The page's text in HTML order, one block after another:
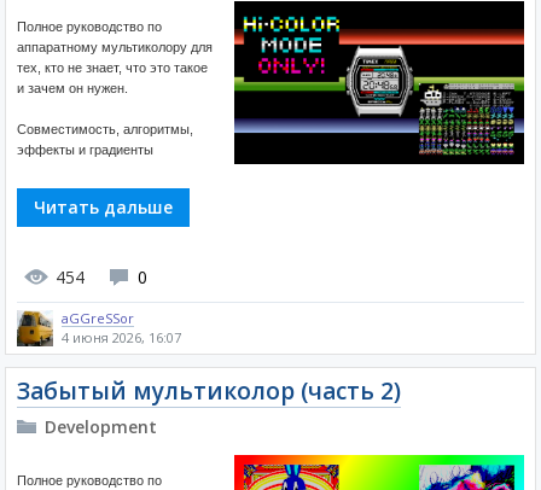
Полное руководство по
аппаратному мультиколору для
тех, кто не знает, что это такое
и зачем он нужен.
Совместимость, алгоритмы,
эффекты и градиенты
Читать дальше
454 0
aGGreSSor
4 июня 2026, 16:07
Забытый мультиколор (часть 2)
Development
Полное руководство по